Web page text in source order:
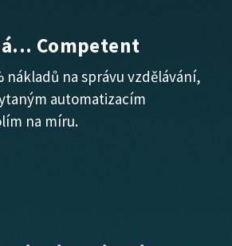
Competent
nákladů na správu vzdělávání,
automatizacím
na míru.